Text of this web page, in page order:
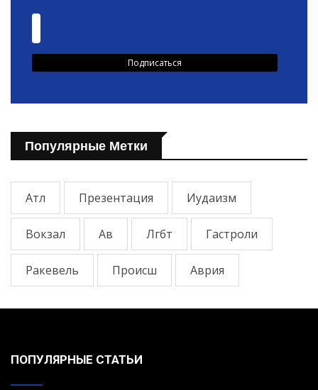
Популярные Метки
Атл Презентация Иудаизм
Вокзал Ав Лгбт Гастроли
Ракевель Происш Аврия
ПОПУЛЯРНЫЕ СТАТЬИ